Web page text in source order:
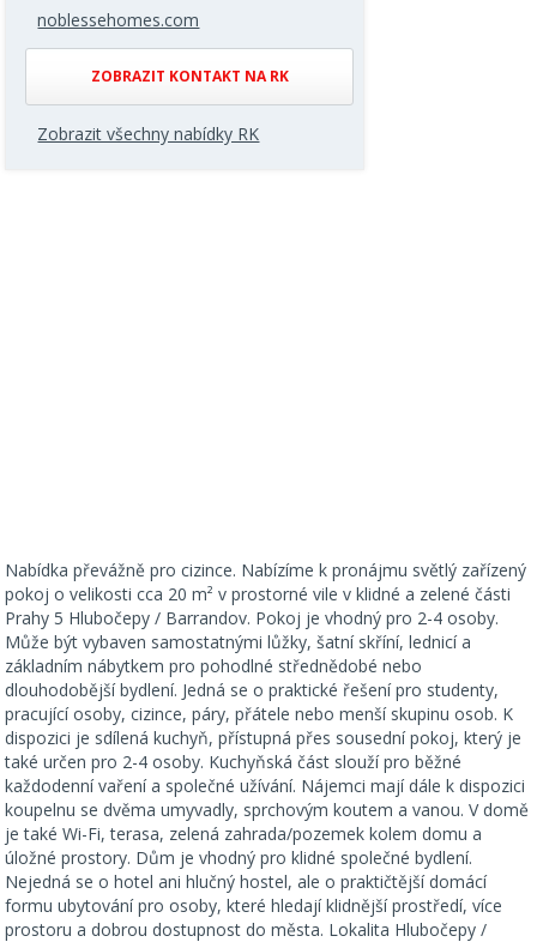
noblessehomes.com
ZOBRAZIT KONTAKT NA RK
Zobrazit všechny nabídky RK
Nabídka převážně pro cizince. Nabízíme k pronájmu světlý zařízený
pokoj o velikosti cca 20 m² v prostorné vile v klidné a zelené části
Prahy 5 Hlubočepy / Barrandov. Pokoj je vhodný pro 2-4 osoby.
Může být vybaven samostatnými lůžky, šatní skříní, lednicí a
základním nábytkem pro pohodlné střednědobé nebo
dlouhodobější bydlení. Jedná se o praktické řešení pro studenty,
pracující osoby, cizince, páry, přátele nebo menší skupinu osob. K
dispozici je sdílená kuchyň, přístupná přes sousední pokoj, který je
také určen pro 2-4 osoby. Kuchyňská část slouží pro běžné
každodenní vaření a společné užívání. Nájemci mají dále k dispozici
koupelnu se dvěma umyvadly, sprchovým koutem a vanou. V domě
je také Wi-Fi, terasa, zelená zahrada/pozemek kolem domu a
úložné prostory. Dům je vhodný pro klidné společné bydlení.
Nejedná se o hotel ani hlučný hostel, ale o praktičtější domácí
formu ubytování pro osoby, které hledají klidnější prostředí, více
prostoru a dobrou dostupnost do města. Lokalita Hlubočepy /